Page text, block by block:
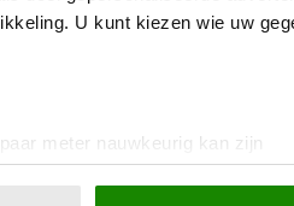
U kunt kiezen wie uw
meter nauwkeurig kan zijn
eigenschappen (fingerprinting)
en
en
je zeker weet